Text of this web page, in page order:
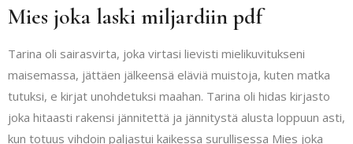
Mies joka laski miljardiin pdf
Tarina oli sairasvirta, joka virtasi lievisti mielikuvitukseni
maisemassa, jättäen jälkeensä eläviä muistoja, kuten matka
tutuksi, e kirjat​ unohdetuksi maahan. Tarina oli hidas kirjasto
joka hitaasti rakensi jännitettä ja jännitystä alusta loppuun asti,
kun totuus vihdoin paljastui kaikessa surullisessa Mies joka